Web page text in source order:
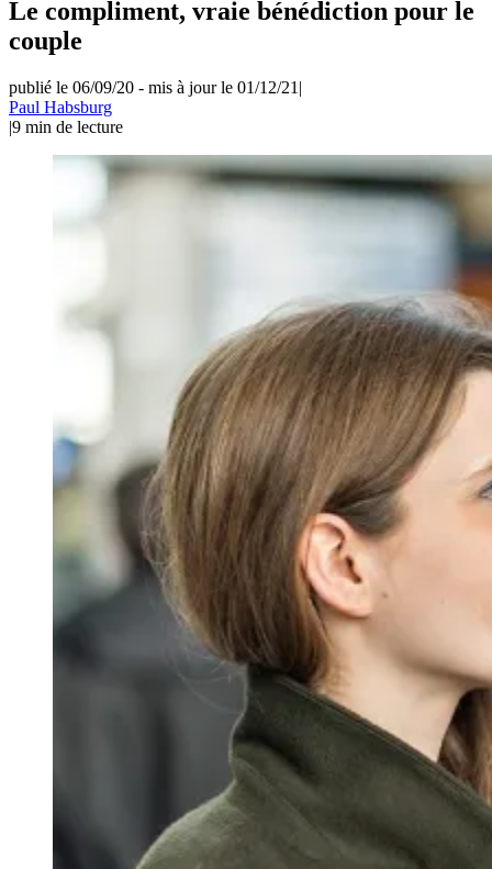
Le compliment, vraie bénédiction pour le
couple
publié le 06/09/20 - mis à jour le 01/12/21 |
Paul Habsburg
|9 min de lecture